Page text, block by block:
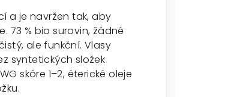
a je navržen tak, aby
73 % bio surovin, žádné
ale funkční. Vlasy
syntetických složek
skóre 1–2, éterické oleje